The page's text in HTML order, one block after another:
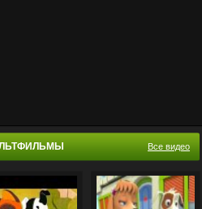
Все видео